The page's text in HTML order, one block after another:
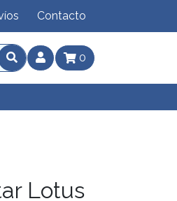
Contacto
0
Lotus